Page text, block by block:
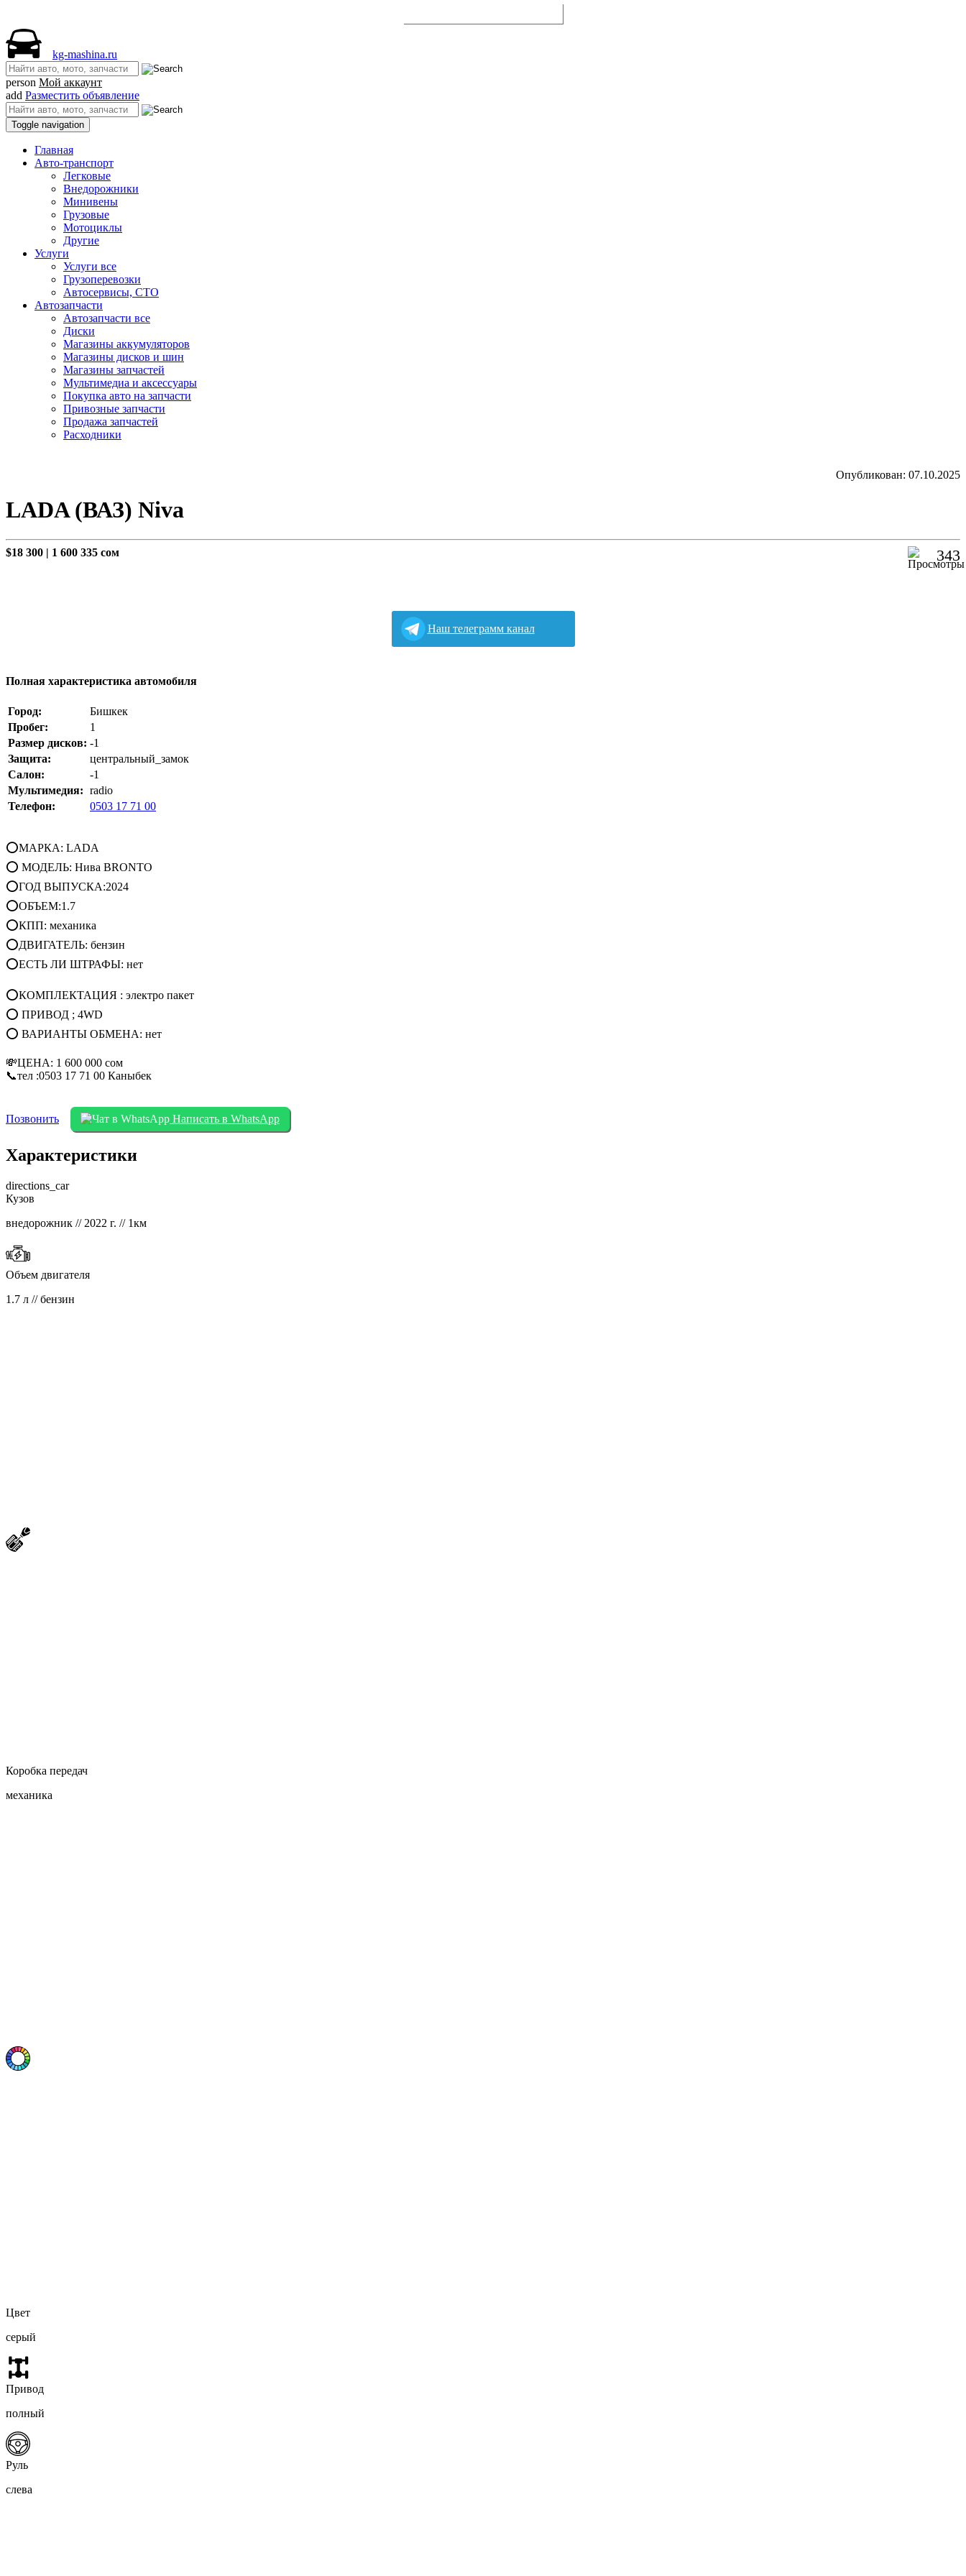
kg-mashina.ru
person Мой аккаунт
add Разместить объявление
Toggle navigation
Главная
Авто-транспорт
Легковые
Внедорожники
Минивены
Грузовые
Мотоциклы
Другие
Услуги
Услуги все
Грузоперевозки
Автосервисы, СТО
Автозапчасти
Автозапчасти все
Диски
Магазины аккумуляторов
Магазины дисков и шин
Магазины запчастей
Мультимедиа и аксессуары
Покупка авто на запчасти
Привозные запчасти
Продажа запчастей
Расходники
Опубликован: 07.10.2025
LADA (ВАЗ) Niva
$18 300 | 1 600 335 сом 343
Наш телеграмм канал
Полная характеристика автомобиля
Город:
Бишкек
Пробег:
1
Размер дисков: -1
Защита:
центральный_замок
Салон:
-1
Мультимедия: radio
Телефон:
0503 17 71 00
⭕МАРКА: LADA
⭕ МОДЕЛЬ: Нива BRONTO
⭕ГОД ВЫПУСКА:2024
⭕ОБЪЕМ:1.7
⭕КПП: механика
⭕ДВИГАТЕЛЬ: бензин
⭕ЕСТЬ ЛИ ШТРАФЫ: нет
⭕КОМПЛЕКТАЦИЯ : электро пакет
⭕ ПРИВОД ; 4WD
⭕ ВАРИАНТЫ ОБМЕНА: нет
💸ЦЕНА: 1 600 000 сом
📞тел :0503 17 71 00 Каныбек
Позвонить Написать в WhatsApp
Характеристики
directions_car
Кузов
внедорожник // 2022 г. // 1км
Объем двигателя
1.7 л // бензин
Коробка передач
механика
Цвет
серый
Привод
полный
Руль
слева